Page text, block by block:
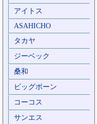
アイトス
ASAHICHO
タカヤ
ジーベック
桑和
ビッグボーン
コーコス
サンエス